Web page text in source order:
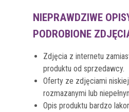
NIEPRAWDZIWE
PODROBIONE
Zdjęcia z internetu
produktu od sprzedawcy.
Oferty ze zdjęciami
rozmazanymi lub
Opis produktu bardzo